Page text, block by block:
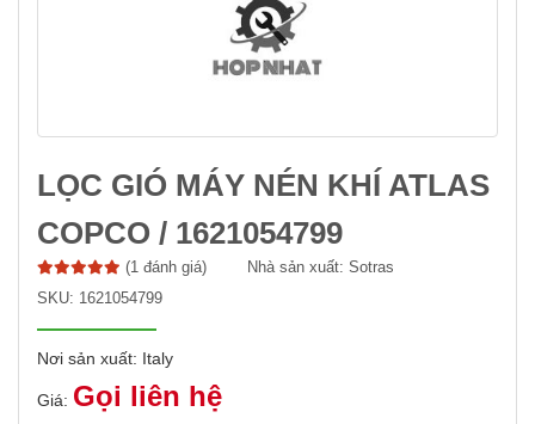
LỌC GIÓ MÁY NÉN KHÍ ATLAS
COPCO / 1621054799
(1 đánh giá) Nhà sản xuất: Sotras
SKU: 1621054799
Nơi sản xuất: Italy
Giá: Gọi liên hệ